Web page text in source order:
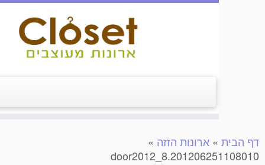
»ארונות הזזה »